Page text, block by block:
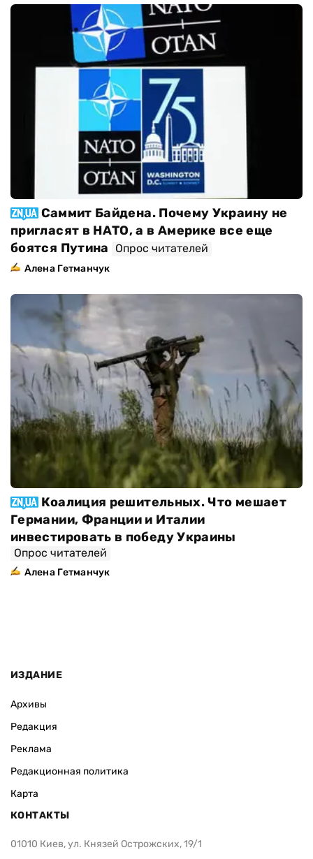
Саммит Байдена. Почему Украину не
пригласят в НАТО, а в Америке все еще
боятся Путина
Опрос читателей
Алена Гетманчук
Коалиция решительных. Что мешает
Германии, Франции и Италии
инвестировать в победу Украины
Опрос читателей
Алена Гетманчук
ИЗДАНИЕ
Архивы
Редакция
Реклама
Редакционная политика
Карта
КОНТАКТЫ
01010 Киев, ул. Князей Острожских, 19/1